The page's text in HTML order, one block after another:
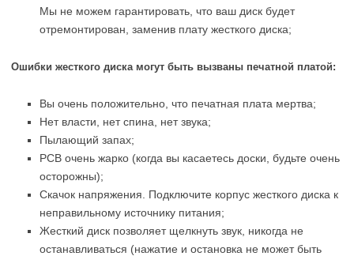
Мы не можем гарантировать, что ваш диск будет
отремонтирован, заменив плату жесткого диска;
Ошибки жесткого диска могут быть вызваны печатной платой:
Вы очень положительно, что печатная плата мертва;
Нет власти, нет спина, нет звука;
Пылающий запах;
PCB очень жарко (когда вы касаетесь доски, будьте очень
осторожны);
Скачок напряжения. Подключите корпус жесткого диска к
неправильному источнику питания;
Жесткий диск позволяет щелкнуть звук, никогда не
останавливаться (нажатие и остановка не может быть